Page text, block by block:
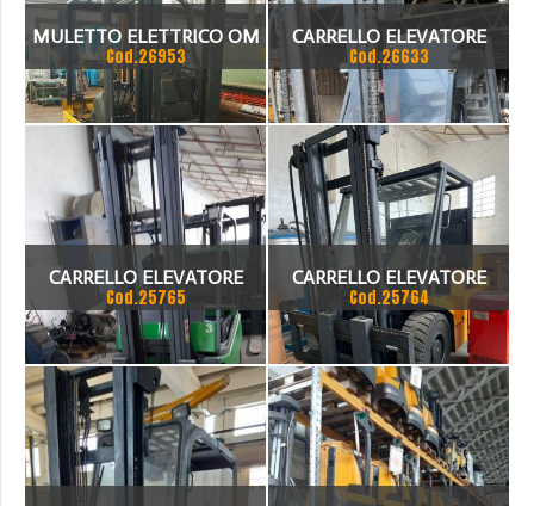
MULETTO ELETTRICO OM
20 Q.LI CON TRASLATORE E
CARICABATTERIA
Cod.26953
CARRELLO ELEVATORE
LINDE 40 QT. DOTATO DI
RIBALTATORE
Cod.26633
CARRELLO ELEVATORE
ELETTRICO BLITZ 300
Cod.25765
CARRELLO ELEVATORE
ELETTRICO E60N
Cod.25764